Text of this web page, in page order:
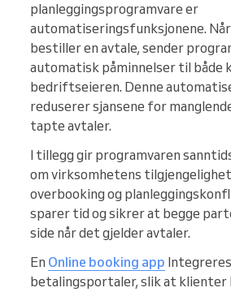
planleggingsprogramvare er
automatiseringsfunksjonene.
bestiller en avtale, sender
automatisk påminnelser til både
bedriftseieren. Denne
reduserer sjansene for
tapte avtaler.
I tillegg gir programvaren
om virksomhetens
overbooking og
sparer tid og sikrer at begge
side når det gjelder avtaler.
En Online booking app
betalingsportaler, slik at klienter